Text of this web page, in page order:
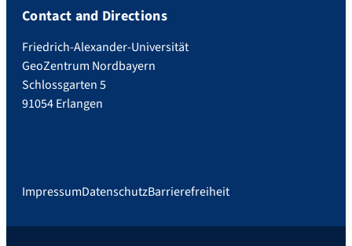
Contact and Directions
Friedrich-Alexander-Universität
GeoZentrum Nordbayern
Schlossgarten 5
91054 Erlangen
ImpressumDatenschutzBarrierefreiheit